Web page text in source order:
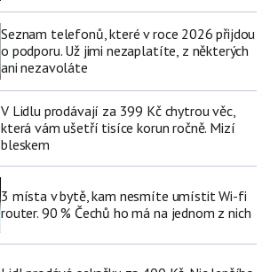
Seznam telefonů, které v roce 2026 přijdou
o podporu. Už jimi nezaplatíte, z některých
ani nezavoláte
V Lidlu prodávají za 399 Kč chytrou věc,
která vám ušetří tisíce korun ročně. Mizí
bleskem
3 místa v bytě, kam nesmíte umístit Wi-fi
router. 90 % Čechů ho má na jednom z nich